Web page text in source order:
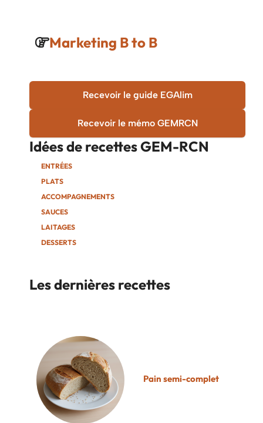
Marketing B to B
Recevoir le guide EGAlim
Recevoir le mémo GEMRCN
Idées de recettesGEM-RCN
ENTRÉES
PLATS
ACCOMPAGNEMENTS
SAUCES
LAITAGES
DESSERTS
Les dernières recettes
Pain semi-complet